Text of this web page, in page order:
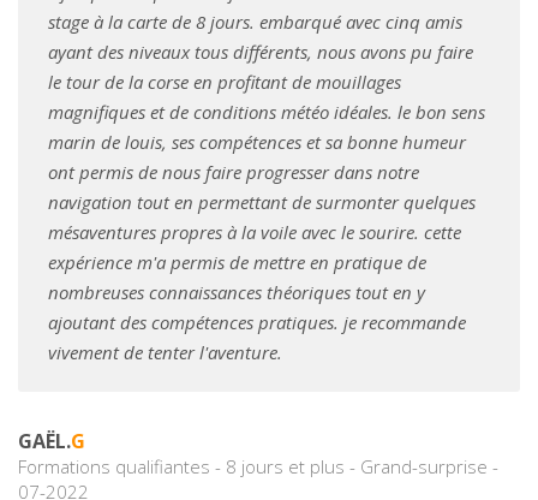
stage à la carte de 8 jours. embarqué avec cinq amis
ayant des niveaux tous différents, nous avons pu faire
le tour de la corse en profitant de mouillages
magnifiques et de conditions météo idéales. le bon sens
marin de louis, ses compétences et sa bonne humeur
ont permis de nous faire progresser dans notre
navigation tout en permettant de surmonter quelques
mésaventures propres à la voile avec le sourire. cette
expérience m'a permis de mettre en pratique de
nombreuses connaissances théoriques tout en y
ajoutant des compétences pratiques. je recommande
vivement de tenter l'aventure.
GAËL.G
Formations qualifiantes - 8 jours et plus - Grand-surprise -
07-2022